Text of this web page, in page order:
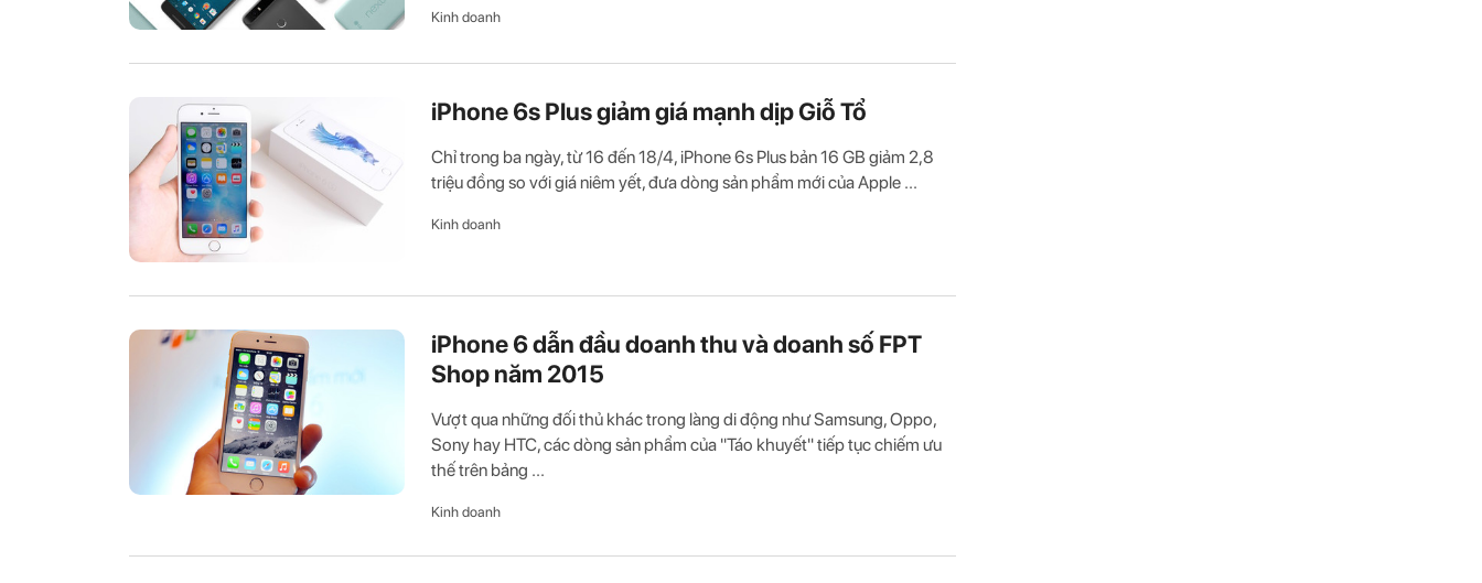
Kinh doanh
iPhone 6s Plus giảm giá mạnh dịp Giỗ Tổ
Chỉ trong ba ngày, từ 16 đến 18/4, iPhone 6s Plus bản 16 GB giảm 2,8
triệu đồng so với giá niêm yết, đưa dòng sản phẩm mới của Apple ...
Kinh doanh
iPhone 6 dẫn đầu doanh thu và doanh số FPT
Shop năm 2015
Vượt qua những đối thủ khác trong làng di động như Samsung, Oppo,
Sony hay HTC, các dòng sản phẩm của "Táo khuyết" tiếp tục chiếm ưu
thế trên bảng ...
Kinh doanh